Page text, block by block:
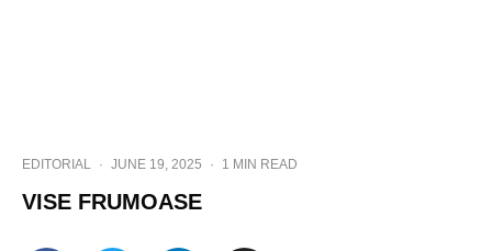
EDITORIAL · JUNE 19, 2025 · 1 MIN READ
VISE FRUMOASE